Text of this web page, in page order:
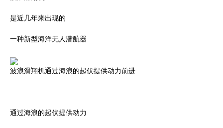
是近几年来出现的
一种新型海洋无人潜航器
波浪滑翔机通过海浪的起伏提供动力前进
通过海浪的起伏提供动力